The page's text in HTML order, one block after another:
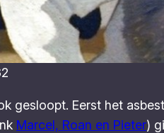
gesloopt. Eerst het
Marcel, Roan en Pieter)